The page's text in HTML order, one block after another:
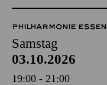
PHILHARMONIE ESSEN
Samstag
03.10.2026
19:00 - 21:00